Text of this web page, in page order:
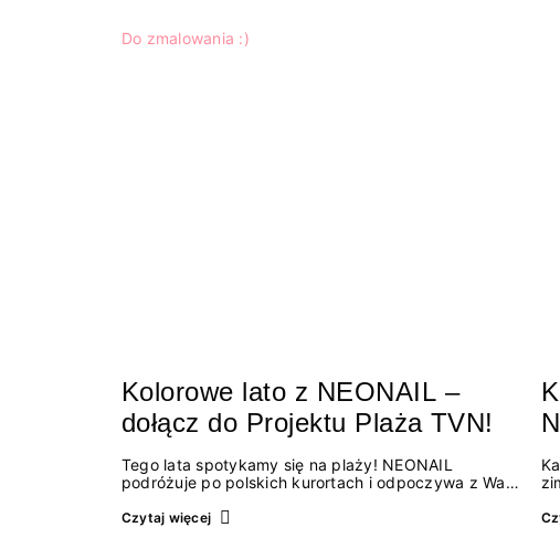
Do zmalowania :)
Kolorowe lato z NEONAIL –
dołącz do Projektu Plaża TVN!
Tego lata spotykamy się na plaży! NEONAIL
podróżuje po polskich kurortach i odpoczywa z Wami
Odwiedźcie nas, poznajcie nowe produkty
Czytaj więcej